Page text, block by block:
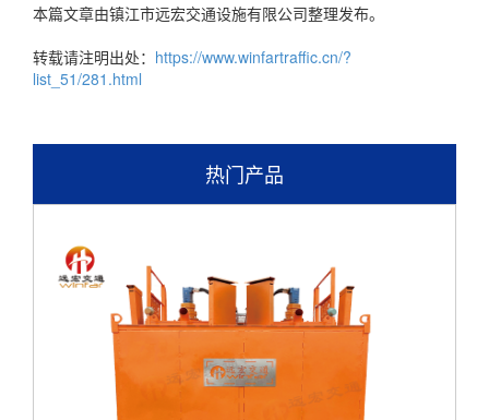
本篇文章由镇江市远宏交通设施有限公司整理发布。
转载请注明出处： https://www.winfartraffic.cn/?
list_51/281.html
热门产品